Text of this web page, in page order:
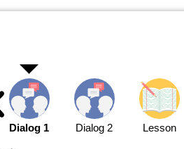
Dialog 1 Dialog 2 Lesson